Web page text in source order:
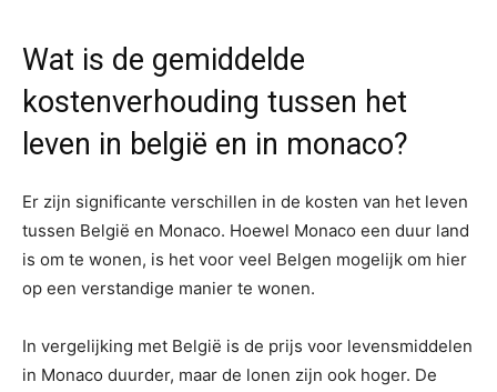
Wat is de gemiddelde
kostenverhouding tussen het
leven in belgië en in monaco?
Er zijn significante verschillen in de kosten van het leven
tussen België en Monaco. Hoewel Monaco een duur land
is om te wonen, is het voor veel Belgen mogelijk om hier
op een verstandige manier te wonen.
In vergelijking met België is de prijs voor levensmiddelen
in Monaco duurder, maar de lonen zijn ook hoger. De